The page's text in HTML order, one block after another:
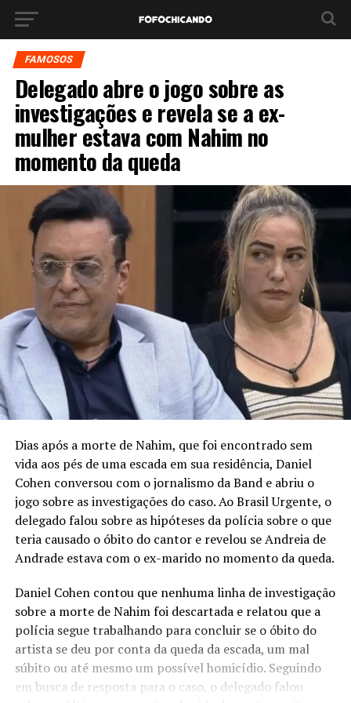
FAMOSOS
Delegado abre o jogo sobre as
investigações e revela se a ex-
mulher estava com Nahim no
momento da queda
Dias após a morte de Nahim, que foi encontrado sem
vida aos pés de uma escada em sua residência, Daniel
Cohen conversou com o jornalismo da Band e abriu o
jogo sobre as investigações do caso. Ao Brasil Urgente, o
delegado falou sobre as hipóteses da polícia sobre o que
teria causado o óbito do cantor e revelou se Andreia de
Andrade estava com o ex-marido no momento da queda.
Daniel Cohen contou que nenhuma linha de investigação
sobre a morte de Nahim foi descartada e relatou que a
polícia segue trabalhando para concluir se o óbito do
artista se deu por conta da queda da escada, um mal
súbito ou até mesmo um possível homicídio. Seguindo
em busca de resposta para o caso, o delegado falou